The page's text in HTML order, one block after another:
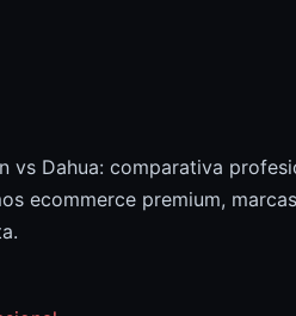
vs Dahua: comparativa
ecommerce premium,